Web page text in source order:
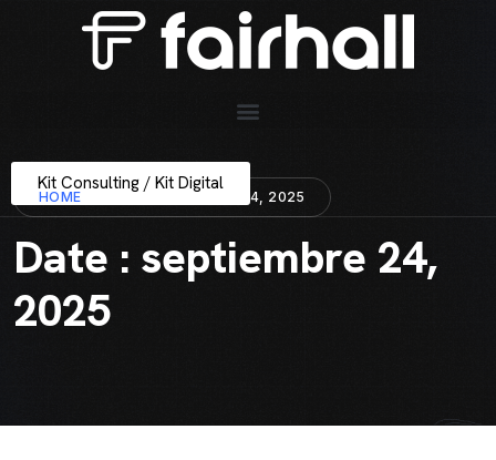
Kit Consulting / Kit Digital
HOME DATE : SEPTIEMBRE 24, 2025
Date : septiembre 24,
2025